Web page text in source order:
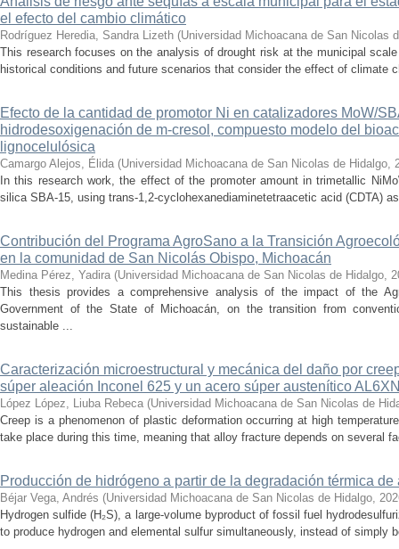
el efecto del cambio climático
Rodríguez Heredia, Sandra Lizeth (Universidad Michoacana de San Nicolas
This research focuses on the analysis of drought risk at the municipal
historical conditions and future scenarios that consider the effect of climate
Efecto de la cantidad de promotor Ni en catalizadores MoW/
hidrodesoxigenación de m-cresol, compuesto modelo del
lignocelulósica
Camargo Alejos, Élida (Universidad Michoacana de San Nicolas de Hidalgo,
In this research work, the effect of the promoter amount in trimetallic
silica SBA-15, using trans-1,2-cyclohexanediaminetetraacetic acid (CDTA)
Contribución del Programa AgroSano a la Transición
en la comunidad de San Nicolás Obispo, Michoacán
Medina Pérez, Yadira (Universidad Michoacana de San Nicolas de Hidalgo,
This thesis provides a comprehensive analysis of the impact of the
Government of the State of Michoacán, on the transition from
sustainable ...
Caracterización microestructural y mecánica del daño por
súper aleación Inconel 625 y un acero súper austenítico
López López, Liuba Rebeca (Universidad Michoacana de San Nicolas de
Creep is a phenomenon of plastic deformation occurring at high
take place during this time, meaning that alloy fracture depends on several
Producción de hidrógeno a partir de la degradación térmica
Béjar Vega, Andrés (Universidad Michoacana de San Nicolas de Hidalgo,
Hydrogen sulfide (H₂S), a large-volume byproduct of fossil fuel
to produce hydrogen and elemental sulfur simultaneously, instead of simply